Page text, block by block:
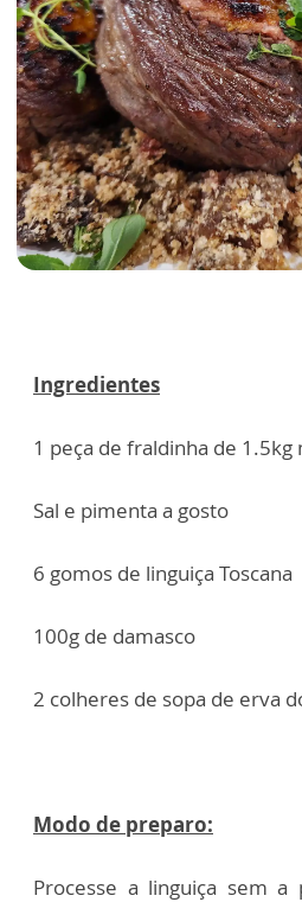
Ingredientes
1 peça de fraldinha de 1.5kg
Sal e pimenta a gosto
6 gomos de linguiça Toscana
100g de damasco
2 colheres de sopa de erva
Modo de preparo:
Processe a linguiça sem